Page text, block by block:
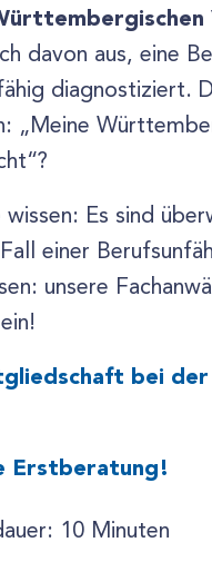
davon aus, eine
diagnostiziert.
„Meine
wissen: Es sind
einer
unsere
bei
Erstberatung!
10 Minuten